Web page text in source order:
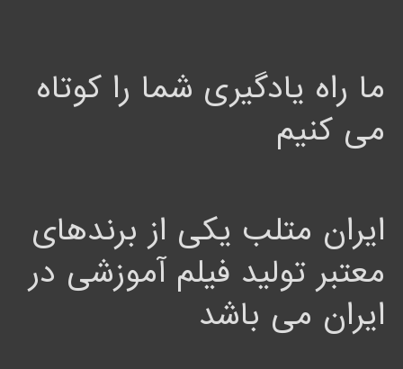
ما راه یادگیری شما را کوتاه
می کنیم
ایران متلب یکی از برندهای
معتبر تولید فیلم آموزشی در
ایران می باشد